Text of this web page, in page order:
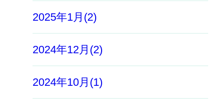
2025年1月(2)
2024年12月(2)
2024年10月(1)